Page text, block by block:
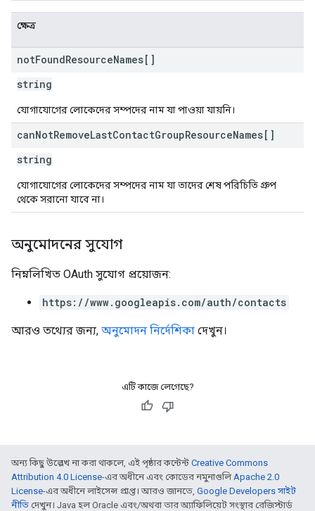
ক্ষেত্র
notFoundResourceNames[]
string
যোগাযোগের লোকেদের সম্পদের নাম যা পাওয়া যায়নি।
canNotRemoveLastContactGroupResourceNames[]
string
যোগাযোগের লোকেদের সম্পদের নাম যা তাদের শেষ পরিচিতি গ্রুপ
থেকে সরানো যাবে না।
অনুমোদনের সুযোগ
নিম্নলিখিত OAuth সুযোগ প্রয়োজন:
https://www.googleapis.com/auth/contacts
আরও তথ্যের জন্য, অনুমোদন নির্দেশিকা দেখুন।
এটি কাজে লেগেছে?
অন্য কিছু উল্লেখ না করা থাকলে, এই পৃষ্ঠার কন্টেন্ট Creative Commons
Attribution 4.0 License-এর অধীনে এবং কোডের নমুনাগুলিApache 2.0
License-এর অধীনে লাইসেন্স প্রাপ্ত। আরও জানতে, Google Developers সাইট
নীতি দেখুন। Java হল Oracle এবং/অথবা তার অ্যাফিলিয়েট সংস্থার রেজিস্টার্ড